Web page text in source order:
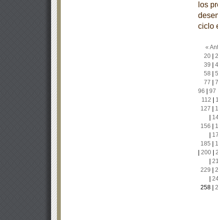
los
ciclo
«
20|
39
58
77
96
97
112
127
156
185
200|
229
258|